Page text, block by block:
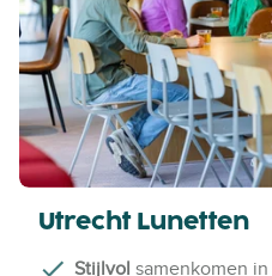
Utrecht Lunetten
Stijlvol samenkomen